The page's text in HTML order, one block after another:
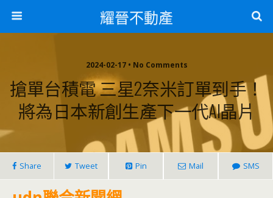
耀晉不動產
2024-02-17 • No Comments
搶單台積電 三星2奈米訂單到手！
將為日本新創生產下一代AI晶片
Share Tweet Pin Mail SMS